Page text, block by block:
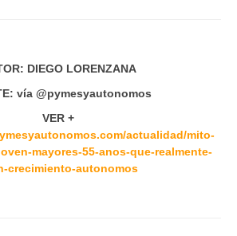
DIEGO LORENZANA
vía @pymesyautonomos
VER +
actualidad/mito-
mayores-55-anos-que-realmente-
crecimiento-autonomos